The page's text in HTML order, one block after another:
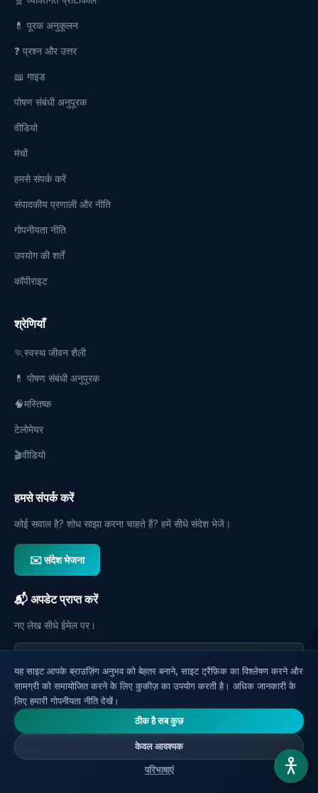
💊 पूरक अनुकूलन
❓ प्रश्न और उत्तर
📖 गाइड
पोषण संबंधी अनुपूरक
वीडियो
मंचों
हमसे संपर्क करें
संपादकीय प्रणाली और नीति
गोपनीयता नीति
उपयोग की शर्तें
कॉपीराइट
श्रेणियाँ
🏃स्वस्थ जीवन शैली
💊 पोषण संबंधी अनुपूरक
🧠मस्तिष्क
टेलोमेयर
🎬वीडियो
हमसे संपर्क करें
कोई सवाल है? शोध साझा करना चाहते हैं? हमें सीधे संदेश भेजें।
✉️ संदेश भेजना
📬 अपडेट प्राप्त करें
नए लेख सीधे ईमेल पर।
उपस्थिति पंजी
यह साइट आपके ब्राउज़िंग अनुभव को बेहतर बनाने, साइट ट्रैफ़िक का विश्लेषण करने और
सामग्री को समायोजित करने के लिए कुकीज़ का उपयोग करती है। अधिक जानकारी के
लिए हमारी गोपनीयता नीति देखें।
ठीक है सब कुछ
केवल आवश्यक
परिभाषाएं